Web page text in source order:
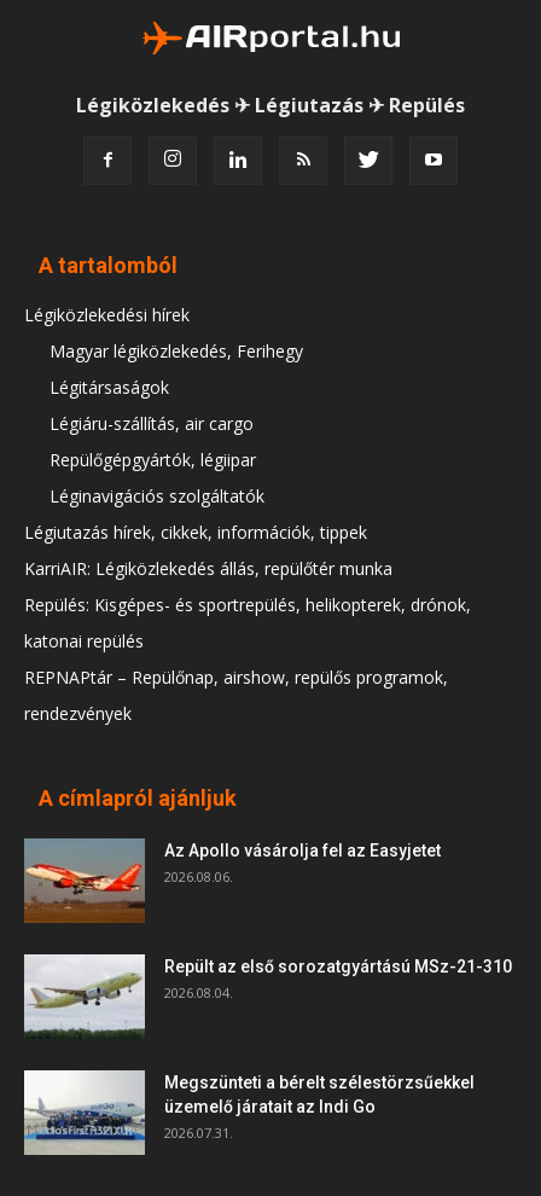
Légiközlekedés ✈ Légiutazás ✈ Repülés
A tartalomból
Légiközlekedési hírek
Magyar légiközlekedés, Ferihegy
Légitársaságok
Légiáru-szállítás, air cargo
Repülőgépgyártók, légiipar
Léginavigációs szolgáltatók
Légiutazás hírek, cikkek, információk, tippek
KarriAIR: Légiközlekedés állás, repülőtér munka
Repülés: Kisgépes- és sportrepülés, helikopterek, drónok,
katonai repülés
REPNAPtár – Repülőnap, airshow, repülős programok,
rendezvények
A címlapról ajánljuk
Az Apollo vásárolja fel az Easyjetet
2026.08.06.
Repült az első sorozatgyártású MSz-21-310
2026.08.04.
Megszünteti a bérelt szélestörzsűekkel
üzemelő járatait az Indi Go
2026.07.31.